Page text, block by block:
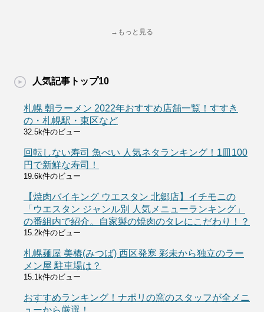
→もっと見る
人気記事トップ10
札幌 朝ラーメン 2022年おすすめ店舗一覧！すすき
の・札幌駅・東区など
32.5k件のビュー
回転しない寿司 魚べい 人気ネタランキング！1皿100
円で新鮮な寿司！
19.6k件のビュー
【焼肉バイキング ウエスタン 北郷店】イチモニの
「ウエスタン ジャンル別 人気メニューランキング」
の番組内で紹介。自家製の焼肉のタレにこだわり！？
15.2k件のビュー
札幌麺屋 美椿(みつば) 西区発寒 彩未から独立のラー
メン屋 駐車場は？
15.1k件のビュー
おすすめランキング！ナポリの窯のスタッフが全メニ